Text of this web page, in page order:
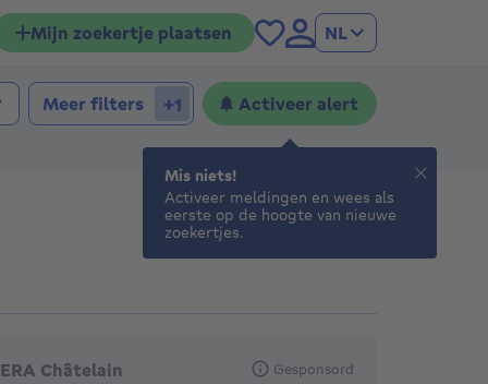
Mijn zoekertje plaatsen NL
Meer filters +1 Activeer alert
agentschappen
ERA Châtelain Gesponsord
Mis niets!
Activeer meldingen en wees als
eerste op de hoogte van nieuwe
zoekertjes.